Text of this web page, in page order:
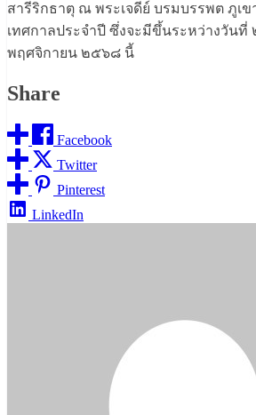
สารีริกธาตุ ณ พระเจดีย์ บรมบรรพต ภูเข
เทศกาลประจำปี ซึ่งจะมีขึ้นระหว่างวันที่
พฤศจิกายน ๒๕๖๘ นี้
Share
Facebook
Twitter
Pinterest
LinkedIn